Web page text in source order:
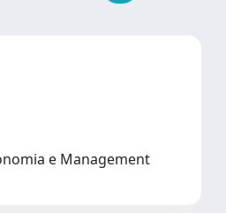
e Management